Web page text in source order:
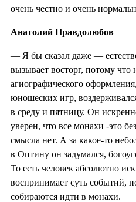
очень честно и очень
Анатолий Правдолюбов
— Я бы сказал даже —
вызывает восторг, потому что
агиографического
юношеских игр,
в среду и пятницу. Он
уверен, что все монахи -это
смысла нет. А за какое-то
в Оптину он задумался,
То есть человек абсолютно
воспринимает суть событий,
собираются идти в монахи.